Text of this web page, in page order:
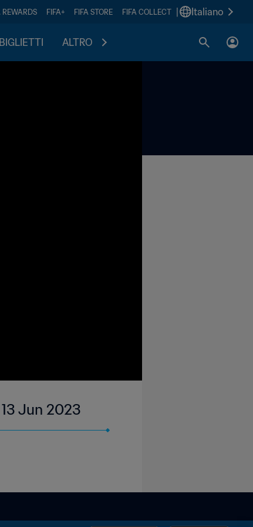
REWARDS FIFA+ FIFA STORE FIFA COLLECT Italiano
ALTRO
Jun 2023